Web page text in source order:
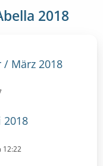
2018
/ März 2018
2018
12:22